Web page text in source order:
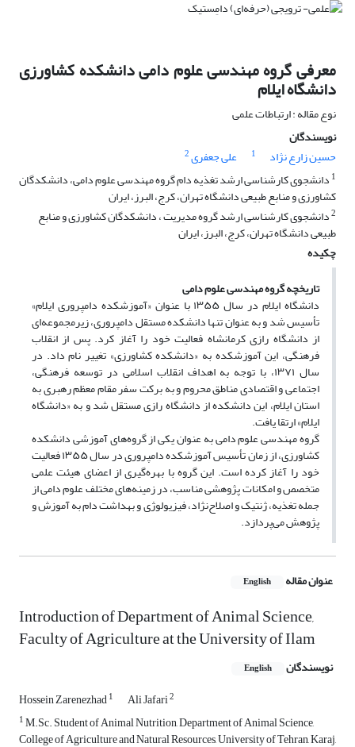
معرفی گروه مهندسی علوم دامی دانشکده کشاورزی
دانشگاه ایلام
نوع مقاله : ارتباطات علمی
نویسندگان
حسین زارع نژاد
1 علی جعفری2
1 دانشجوی کارشناسی ارشد تغذیه دام گروه مهندسی علوم دامی، دانشکدگان
کشاورزی و منابع طبیعی دانشگاه تهران، کرج، البرز، ایران
2دانشجوی کارشناسی ارشد گروه مدیریت ، دانشکدگان کشاورزی و منابع
طبیعی دانشگاه تهران، کرج، البرز، ایران
چکیده
تاریخچه گروه مهندسی علوم دامی
دانشگاه ایلام در سال ۱۳۵۵ با عنوان «آموزشکده دامپروری ایلام»
تأسیس شد و به‌ عنوان تنها دانشکده مستقل دامپروری، زیرمجموعه‌ای
از دانشگاه رازی کرمانشاه فعالیت خود را آغاز کرد. پس از انقلاب
فرهنگی، این آموزشکده به «دانشکده کشاورزی» تغییر نام داد. در
سال ۱۳۷۱، با توجه به اهداف انقلاب اسلامی در توسعه فرهنگی،
اجتماعی و اقتصادی مناطق محروم و به برکت سفر مقام معظم رهبری به
استان ایلام، این دانشکده از دانشگاه رازی مستقل شد و به «دانشگاه
ایلام» ارتقا یافت.
گروه مهندسی علوم دامی به ‌عنوان یکی از گروه‌های آموزشی دانشکده
کشاورزی، از زمان تأسیس آموزشکده دامپروری در سال ۱۳۵۵ فعالیت
خود را آغاز کرده است. این گروه با بهره‌گیری از اعضای هیئت علمی
متخصص و امکانات پژوهشی مناسب، در زمینه‌های مختلف علوم دامی از
جمله تغذیه، ژنتیک و اصلاح‌نژاد، فیزیولوژی و بهداشت دام به آموزش و
پژوهش می‌پردازد.
عنوان مقاله English
Introduction of Department of Animal Science,
Faculty of Agriculture at the University of Ilam
نویسندگان English
Hossein Zarenezhad1 Ali Jafari2
1M.Sc. Student of Animal Nutrition, Department of Animal Science,
College of Agriculture and Natural Resources, University of Tehran, Karaj,